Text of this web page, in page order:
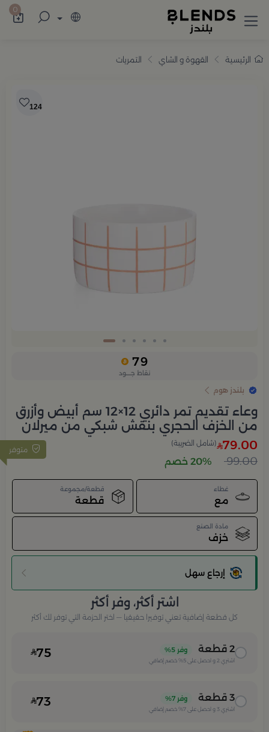
تسوّق من بلندز تشكيلة تضم ترامس القهوة 0
الرئيسية القهوة و الشاي التمريات
124
79
نقاط جــــود
بلندز هوم
وعاء تقديم تمر دائري 12×12 سم أبيض وأزرق
من الخزف الحجري بنقش شبكي من ميرلان
متوفر 79.00 (شامل الضريبة)
99.00 20% خصم
غطاء
مع
قطعة/مجموعة
قطعة
مادة الصنع
خزف
إرجاع سهل
اشتر أكثر، وفر أكثر
كل قطعة إضافية تعني توفيرا حقيقيا — اختر الحزمة التي توفر لك أكثر
2 قطعة وفر 5%
اشتري 2 و احصل على 5% خصم إضافي 75
3 قطعة وفر 7%
اشتري 3 و احصل على 7% خصم إضافي 73